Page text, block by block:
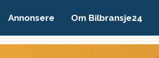
Annonsere Om Bilbransje24